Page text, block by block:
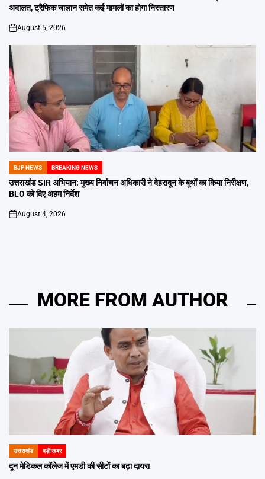
अदालत, ट्रैफिक चालान समेत कई मामलों का होगा निस्तारण
on
August 5, 2026
POSTED
IN
BJP NEWS BREAKING NEWS
उत्तराखंड SIR अभियान: मुख्य निर्वाचन अधिकारी ने देहरादून के बूथों का किया निरीक्षण,
BLO को दिए अहम निर्देश
on
August 4, 2026
MORE FROM AUTHOR
POSTED
IN
उत्तराखंड बड़ी खबर
दून मेडिकल कॉलेज में एमडी की सीटों का बढ़ा दायरा